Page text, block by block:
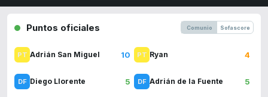
Puntos oficiales Comunio Sofascore
Adrián San Miguel 10
Diego Llorente 5
Ryan 4
Adrián de la Fuente 5